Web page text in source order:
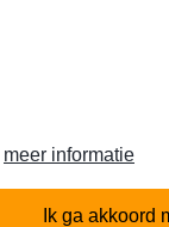
meer informatie
ik ga akkoord